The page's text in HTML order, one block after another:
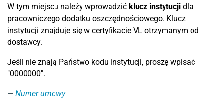
W tym miejscu należy wprowadzić klucz instytucji dla
pracowniczego dodatku oszczędnościowego. Klucz
instytucji znajduje się w certyfikacie VL otrzymanym od
dostawcy.
Jeśli nie znają Państwo kodu instytucji, proszę wpisać
"0000000".
Numer umowy